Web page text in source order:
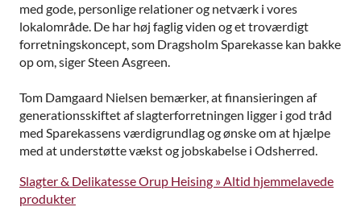
med gode, personlige relationer og netværk i vores
lokalområde. De har høj faglig viden og et troværdigt
forretningskoncept, som Dragsholm Sparekasse kan bakke
op om, siger Steen Asgreen.
Tom Damgaard Nielsen bemærker, at finansieringen af
generationsskiftet af slagterforretningen ligger i god tråd
med Sparekassens værdigrundlag og ønske om at hjælpe
med at understøtte vækst og jobskabelse i Odsherred.
Slagter & Delikatesse Orup Heising » Altid hjemmelavede
produkter